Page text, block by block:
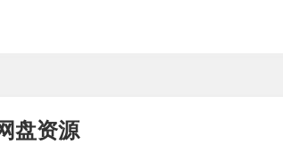
盘资源